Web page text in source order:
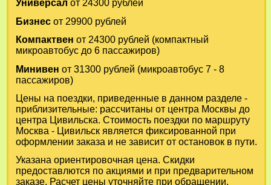
Универсал от 24300 рублей
Бизнесот 29900 рублей
Компактвен от 24300 рублей (компактный
микроавтобус до 6 пассажиров)
Минивен от 31300 рублей (микроавтобус 7 - 8
пассажиров)
Цены на поездки, приведенные в данном разделе -
приблизительные: рассчитаны от центра Москвы до
центра Цивильска. Стоимость поездки по маршруту
Москва - Цивильск является фиксированной при
оформлении заказа и не зависит от остановок в пути.
Указана ориентировочная цена. Скидки
предоставлются по акциями и при предварительном
заказе. Расчет цены уточняйте при обращении.